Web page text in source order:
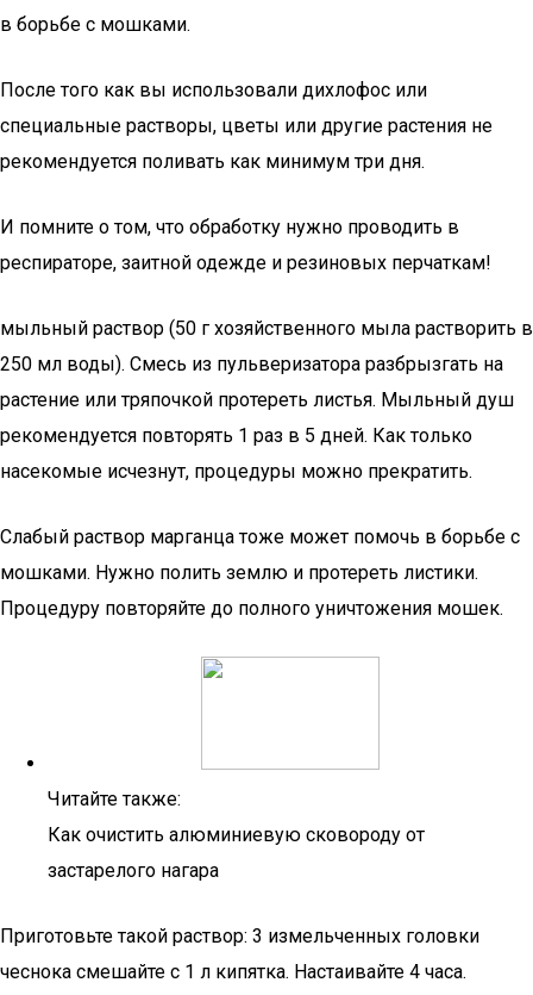
в борьбе с мошками.
После того как вы использовали дихлофос или
специальные растворы, цветы или другие растения не
рекомендуется поливать как минимум три дня.
И помните о том, что обработку нужно проводить в
респираторе, заитной одежде и резиновых перчаткам!
мыльный раствор (50 г хозяйственного мыла растворить в
250 мл воды). Смесь из пульверизатора разбрызгать на
растение или тряпочкой протереть листья. Мыльный душ
рекомендуется повторять 1 раз в 5 дней. Как только
насекомые исчезнут, процедуры можно прекратить.
Слабый раствор марганца тоже может помочь в борьбе с
мошками. Нужно полить землю и протереть листики.
Процедуру повторяйте до полного уничтожения мошек.
Читайте также:
Как очистить алюминиевую сковороду от
застарелого нагара
Приготовьте такой раствор: 3 измельченных головки
чеснока смешайте с 1 л кипятка. Настаивайте 4 часа.